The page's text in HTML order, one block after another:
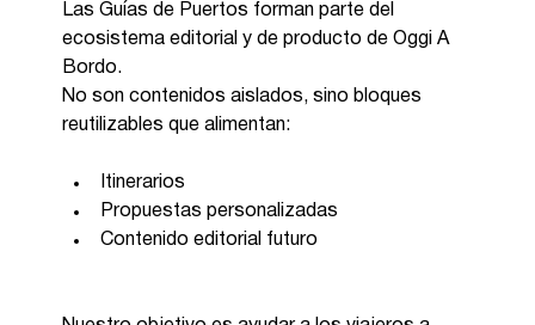
Las Guías de Puertos forman parte del
ecosistema editorial y de producto de Oggi A
Bordo.
No son contenidos aislados, sino bloques
reutilizables que alimentan:
Itinerarios
Propuestas personalizadas
Contenido editorial futuro